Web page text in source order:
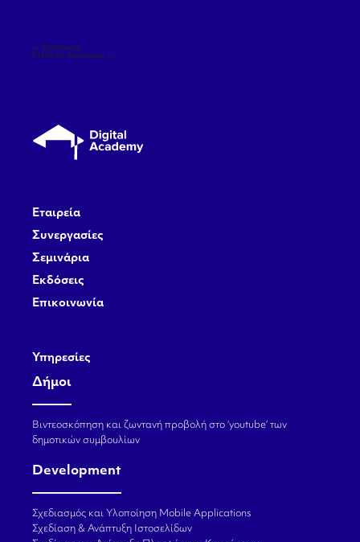
Πλοήγηση
άρθρων
← Εισαγωγή
Μετά το σεμινάριο →
Εταιρεία
Συνεργασίες
Σεμινάρια
Εκδόσεις
Επικοινωνία
Υπηρεσίες
Δήμοι
Βιντεοσκόπηση και ζωντανή προβολή στο ‘youtube’ των
δημοτικών συμβουλίων
Development
Σχεδιασμός και Υλοποίηση Mobile Applications
Σχεδίαση & Ανάπτυξη Ιστοσελίδων